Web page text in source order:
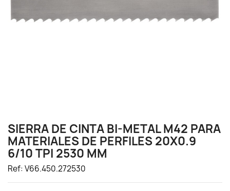
SIERRA DE CINTA BI-METAL M42 PARA
MATERIALES DE PERFILES 20X0.9
6/10 TPI 2530 MM
Ref: V66.450.272530